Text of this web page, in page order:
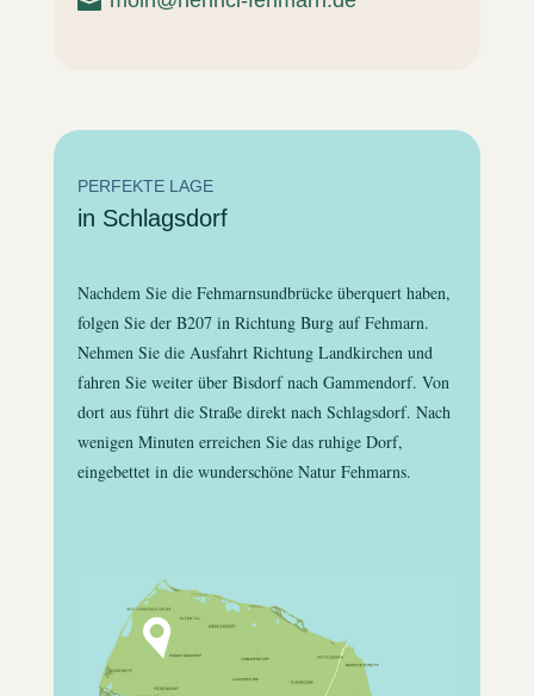
PERFEKTE LAGE
in Schlagsdorf
Nachdem Sie die Fehmarnsundbrücke überquert haben,
folgen Sie der B207 in Richtung Burg auf Fehmarn.
Nehmen Sie die Ausfahrt Richtung Landkirchen und
fahren Sie weiter über Bisdorf nach Gammendorf. Von
dort aus führt die Straße direkt nach Schlagsdorf. Nach
wenigen Minuten erreichen Sie das ruhige Dorf,
eingebettet in die wunderschöne Natur Fehmarns.